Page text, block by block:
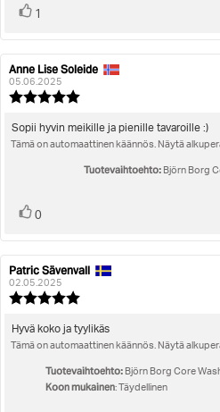
Äänestä
1
Arvostelun
kirjoittaja:
Anne Lise Soleide
05.06.2025
5.0
5:sta
Arvostelun
teksti:
Sopii hyvin meikille ja pienille tavaroille :)
Tämä on automaattinen käännös. Näytä
Tuotevaihtoehto: Björn Borg
Äänestä
0
Arvostelun
kirjoittaja:
Patric Sävenvall
02.05.2025
5.0
5:sta
Arvostelun
teksti:
Hyvä koko ja tyylikäs
Tämä on automaattinen käännös. Näytä
Tuotevaihtoehto: Björn Borg Core
Koon mukainen: Täydellinen